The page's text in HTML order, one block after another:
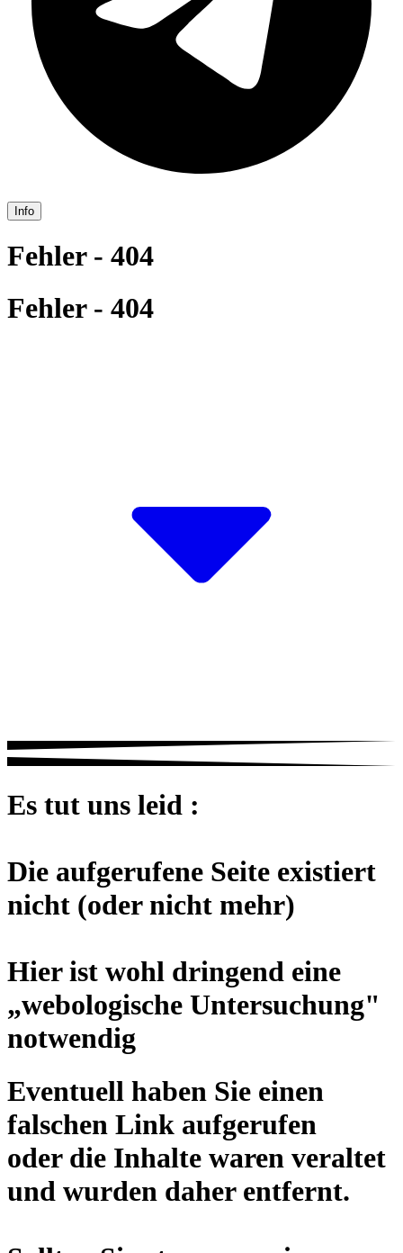
Info
Fehler - 404
Fehler - 404
Es tut uns leid :
Die aufgerufene Seite existiert
nicht (oder nicht mehr)
Hier ist wohl dringend eine
„webologische Untersuchung"
notwendig
Eventuell haben Sie einen
falschen Link aufgerufen
oder die Inhalte waren veraltet
und wurden daher entfernt.